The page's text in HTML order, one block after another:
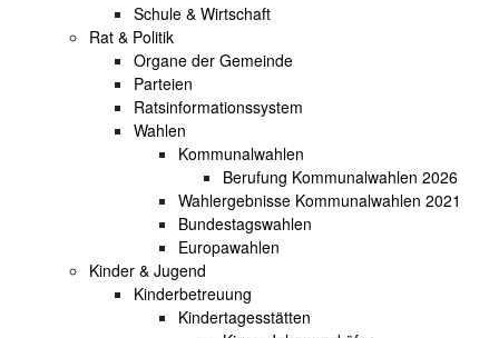
Schule & Wirtschaft
Rat & Politik
Organe der Gemeinde
Parteien
Ratsinformationssystem
Wahlen
Kommunalwahlen
Berufung Kommunalwahlen 2026
Wahlergebnisse Kommunalwahlen 2021
Bundestagswahlen
Europawahlen
Kinder & Jugend
Kinderbetreuung
Kindertagesstätten